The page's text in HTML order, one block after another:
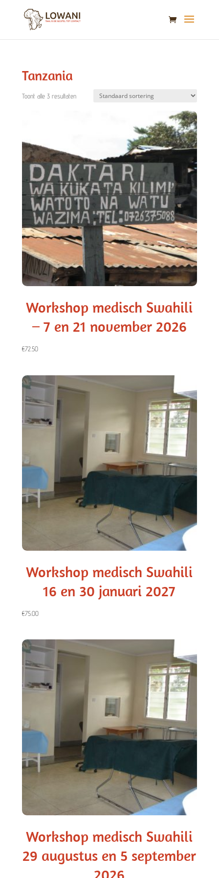
Tanzania
Toont alle 3 resultaten
Workshop medisch Swahili
– 7 en 21 november 2026
€72.50
Workshop medisch Swahili
16 en 30 januari 2027
€75.00
Workshop medisch Swahili
29 augustus en 5 september